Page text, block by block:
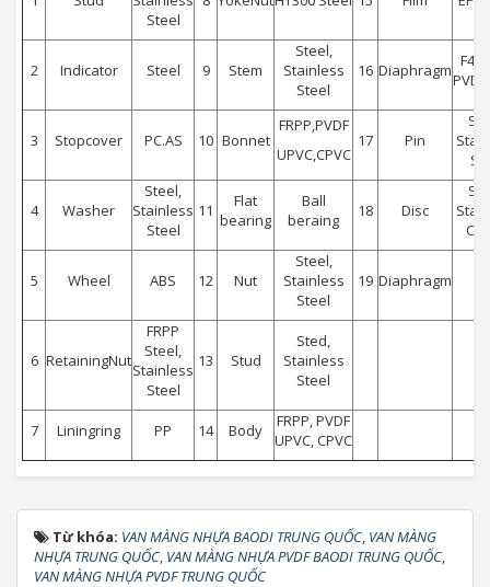
Steel
2 Indicator Steel 9 Stem
Steel,
Stainless
Steel
16 Diaphragm
3 Stopcover PC.AS 10 Bonnet
FRPP,PVDF
UPVC,CPVC
17 Pin
4 Washer
Steel,
Stainless
Steel
11
Flat
bearing
Ball
beraing
18 Disc
5 Wheel ABS 12 Nut
Steel,
Stainless
Steel
19 Diaphragm
6 RetainingNut
FRPP
Steel,
Stainless
Steel
13 Stud
Sted,
Stainless
Steel
7 Liningring PP 14 Body
FRPP, PVDF
UPVC, CPVC
Từ khóa: VAN MÀNG NHỰA BAODI TRUNG QUỐC, VAN MÀNG
NHỰA TRUNG QUỐC, VAN MÀNG NHỰA PVDF BAODI TRUNG QUỐC,
VAN MÀNG NHỰA PVDF TRUNG QUỐC